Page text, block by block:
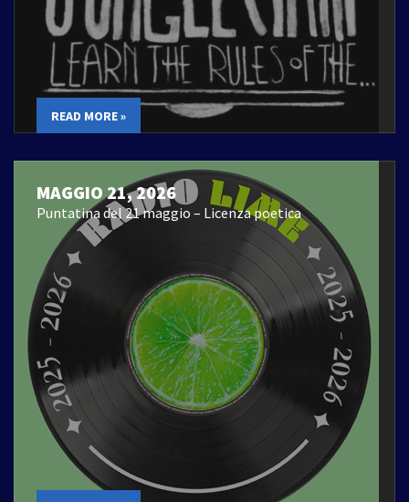
READ MORE »
MAGGIO 21, 2026
Puntatina del 21 maggio – Licenza poetica